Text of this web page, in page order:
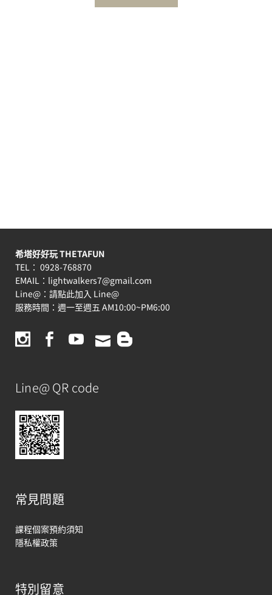
希塔好好玩 THETAFUN
TEL： 0928-768870
EMAIL： lightwalkers7@gmail.com
Line@： 請點此加入 Line@
服務時間：週一至週五 AM10:00~PM6:00
Line@ QR code
常見問題
課程個案預約須知
隱私權政策
特別留意